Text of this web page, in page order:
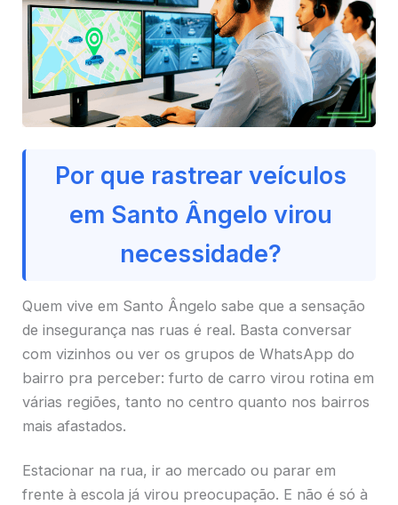
Por que rastrear veículos
em Santo Ângelo virou
necessidade?
Quem vive em Santo Ângelo sabe que a sensação
de insegurança nas ruas é real. Basta conversar
com vizinhos ou ver os grupos de WhatsApp do
bairro pra perceber: furto de carro virou rotina em
várias regiões, tanto no centro quanto nos bairros
mais afastados.
Estacionar na rua, ir ao mercado ou parar em
frente à escola já virou preocupação. E não é só à